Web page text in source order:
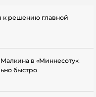
к решению главной
в «Миннесоту»:
быстро